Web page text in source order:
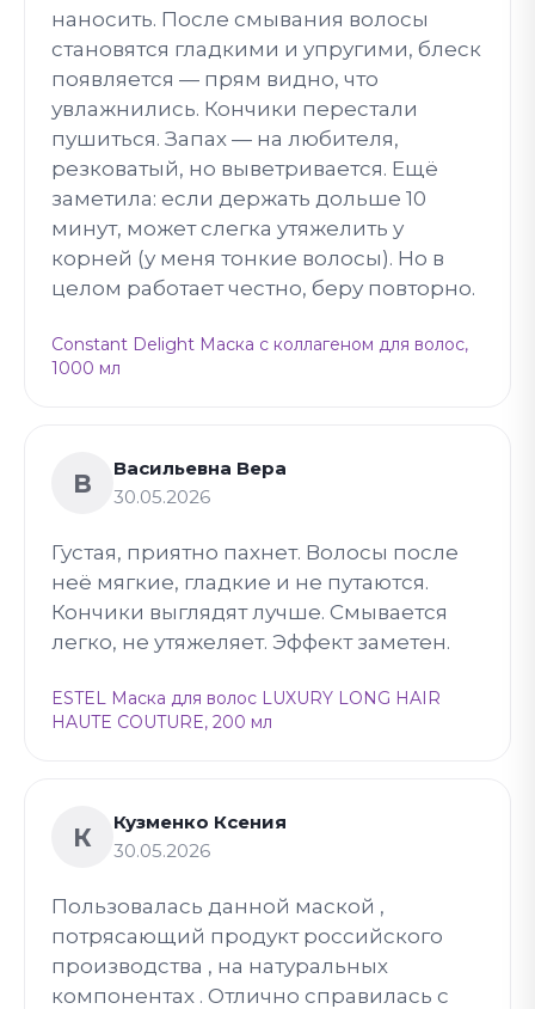
наносить. После смывания волосы
становятся гладкими и упругими, блеск
появляется — прям видно, что
увлажнились. Кончики перестали
пушиться. Запах — на любителя,
резковатый, но выветривается. Ещё
заметила: если держать дольше 10
минут, может слегка утяжелить у
корней (у меня тонкие волосы). Но в
целом работает честно, беру повторно.
Constant Delight Маска с коллагеном для волос,
1000 мл
В
Васильевна Вера
30.05.2026
Густая, приятно пахнет. Волосы после
неё мягкие, гладкие и не путаются.
Кончики выглядят лучше. Смывается
легко, не утяжеляет. Эффект заметен.
ESTEL Маска для волос LUXURY LONG HAIR
HAUTE COUTURE, 200 мл
К
Кузменко Ксения
30.05.2026
Пользовалась данной маской ,
потрясающий продукт российского
производства , на натуральных
компонентах . Отлично справилась с